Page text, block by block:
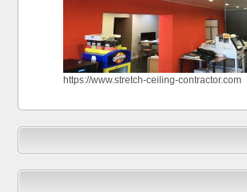
https://www.stretch-ceiling-contractor.com